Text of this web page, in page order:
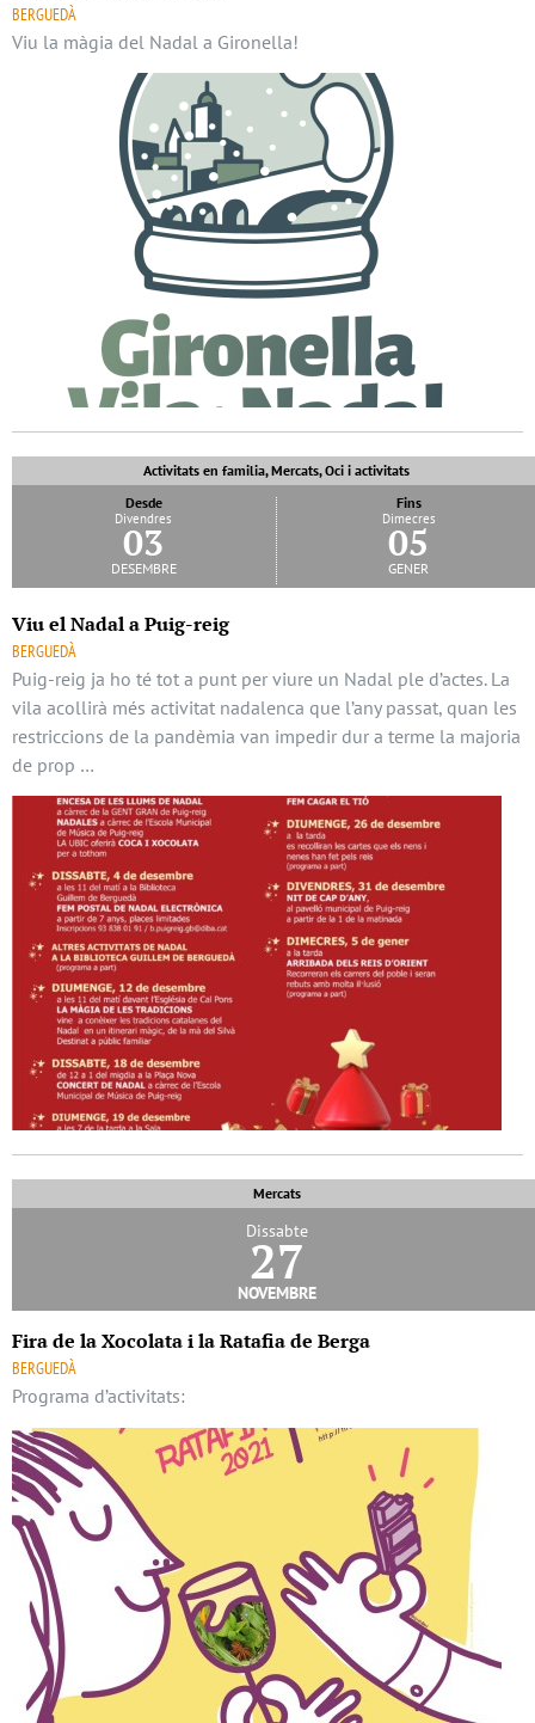
BERGUEDÀ
Viu la màgia del Nadal a Gironella!
Activitats en familia, Mercats, Oci i activitats
Desde
Divendres
03
desembre
Fins
Dimecres
05
gener
Viu el Nadal a Puig-reig
BERGUEDÀ
Puig-reig ja ho té tot a punt per viure un Nadal ple d’actes. La
vila acollirà més activitat nadalenca que l’any passat, quan les
restriccions de la pandèmia van impedir dur a terme la majoria
de prop …
Mercats
Dissabte
27
novembre
Fira de la Xocolata i la Ratafia de Berga
BERGUEDÀ
Programa d’activitats: